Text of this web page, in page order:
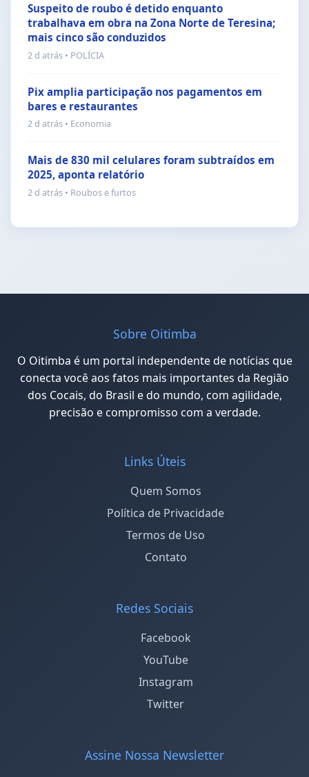
Suspeito de roubo é detido enquanto
trabalhava em obra na Zona Norte de Teresina;
mais cinco são conduzidos
2 d atrás • POLÍCIA
Pix amplia participação nos pagamentos em
bares e restaurantes
2 d atrás • Economia
Mais de 830 mil celulares foram subtraídos em
2025, aponta relatório
2 d atrás • Roubos e furtos
Sobre Oitimba
O Oitimba é um portal independente de notícias que
conecta você aos fatos mais importantes da Região
dos Cocais, do Brasil e do mundo, com agilidade,
precisão e compromisso com a verdade.
Links Úteis
Quem Somos
Política de Privacidade
Termos de Uso
Contato
Redes Sociais
Facebook
YouTube
Instagram
Twitter
Assine Nossa Newsletter